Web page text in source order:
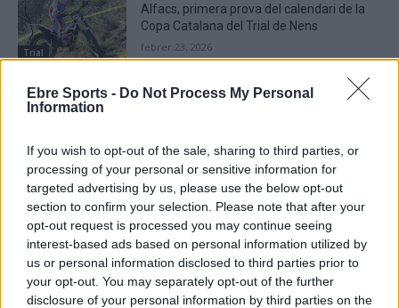
Ebre Sports - Do Not Process My Personal
Information
If you wish to opt-out of the sale, sharing to third parties, or
processing of your personal or sensitive information for
targeted advertising by us, please use the below opt-out
section to confirm your selection. Please note that after your
opt-out request is processed you may continue seeing
interest-based ads based on personal information utilized by
us or personal information disclosed to third parties prior to
your opt-out. You may separately opt-out of the further
disclosure of your personal information by third parties on the
Trial
Alfacs, primera prova del calendari de la
Copa Catalana del Trial de Nens
febrer 23, 2026
Trial
El Trial dels Alfacs obre el calendari de la
DEIXA UNA RESPOSTA